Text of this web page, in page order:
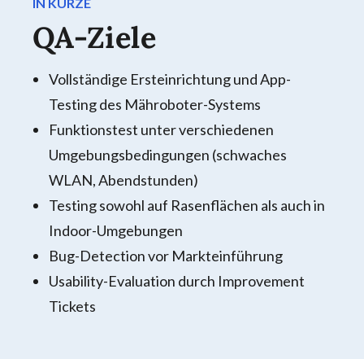
QA-Ziele
Vollständige Ersteinrichtung und App-
Testing des Mähroboter-Systems
Funktionstest unter verschiedenen
Umgebungsbedingungen (schwaches
WLAN, Abendstunden)
Testing sowohl auf Rasenflächen als auch in
Indoor-Umgebungen
Bug-Detection vor Markteinführung
Usability-Evaluation durch Improvement
Tickets